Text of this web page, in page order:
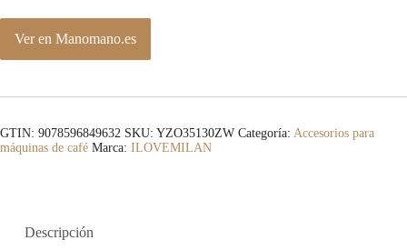
Ver en Manomano.es
GTIN: 9078596849632 SKU: YZO35130ZW Categoría: Accesorios para
máquinas de café Marca: ILOVEMILAN
Descripción